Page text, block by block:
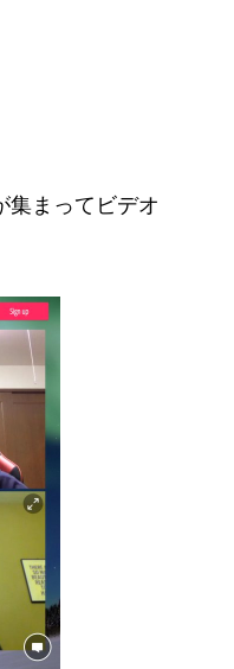
集まってビデオ